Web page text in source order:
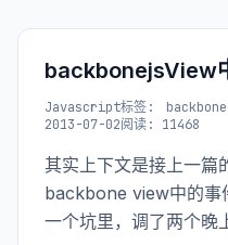
干活还的再学习更多的
backbonejsView
Javascript标签:
2013-07-02阅读: 11468
其实上下文是接上一篇
backbone view中的事
一个坑里，调了两个